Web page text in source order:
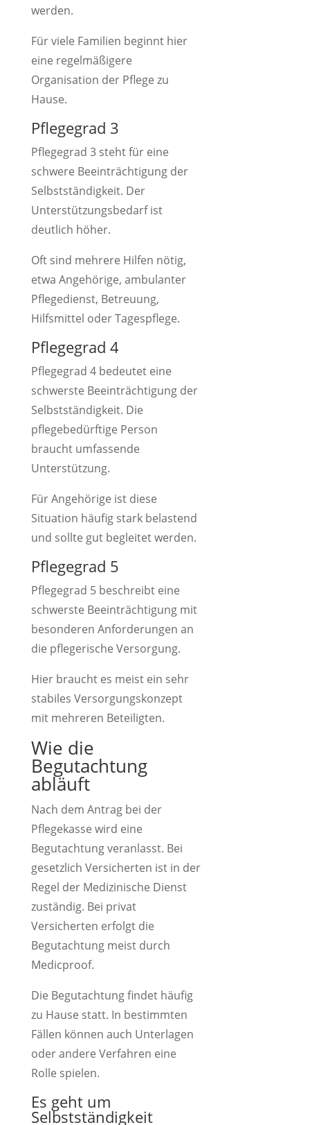
werden.
Für viele Familien beginnt hier
eine regelmäßigere
Organisation der Pflege zu
Hause.
Pflegegrad 3
Pflegegrad 3 steht für eine
schwere Beeinträchtigung der
Selbstständigkeit. Der
Unterstützungsbedarf ist
deutlich höher.
Oft sind mehrere Hilfen nötig,
etwa Angehörige, ambulanter
Pflegedienst, Betreuung,
Hilfsmittel oder Tagespflege.
Pflegegrad 4
Pflegegrad 4 bedeutet eine
schwerste Beeinträchtigung der
Selbstständigkeit. Die
pflegebedürftige Person
braucht umfassende
Unterstützung.
Für Angehörige ist diese
Situation häufig stark belastend
und sollte gut begleitet werden.
Pflegegrad 5
Pflegegrad 5 beschreibt eine
schwerste Beeinträchtigung mit
besonderen Anforderungen an
die pflegerische Versorgung.
Hier braucht es meist ein sehr
stabiles Versorgungskonzept
mit mehreren Beteiligten.
Wie die
Begutachtung
abläuft
Nach dem Antrag bei der
Pflegekasse wird eine
Begutachtung veranlasst. Bei
gesetzlich Versicherten ist in der
Regel der Medizinische Dienst
zuständig. Bei privat
Versicherten erfolgt die
Begutachtung meist durch
Medicproof.
Die Begutachtung findet häufig
zu Hause statt. In bestimmten
Fällen können auch Unterlagen
oder andere Verfahren eine
Rolle spielen.
Es geht um
Selbstständigkeit